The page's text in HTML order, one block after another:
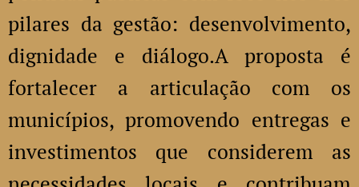
pilares da gestão: desenvolvimento,
dignidade e diálogo.A proposta é
fortalecer a articulação com os
municípios, promovendo entregas e
investimentos que considerem as